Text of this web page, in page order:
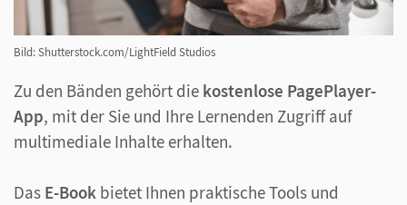
Bild: Shutterstock.com/LightField Studios
Zu den Bänden gehört die kostenlose PagePlayer-
App, mit der Sie und Ihre Lernenden Zugriff auf
multimediale Inhalte erhalten.
Das E-Book bietet Ihnen praktische Tools und